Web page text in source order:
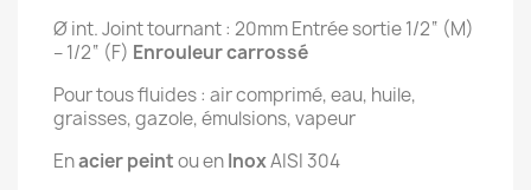
Ø int. Joint tournant : 20mm Entrée sortie 1/2“ (M)
– 1/2“ (F) Enrouleur carrossé
Pour tous fluides : air comprimé, eau, huile,
graisses, gazole, émulsions, vapeur
Enacier peintou enInoxAISI 304